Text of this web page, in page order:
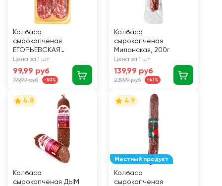
Колбаса
сырокопченая
ЕГОРЬЕВСКАЯ
Брауншвейгская ГОСТ,
нарезка, 70г
Цена за 1 шт
99,99 руб
199,99 руб -50%
Колбаса
сырокопченая
Миланская, 200г
Цена за 1 шт
139,99 руб
239,99 руб -41%
4.8
Колбаса
сырокопченая ДЫМ
Местный продукт
4.9
Колбаса
сырокопченая